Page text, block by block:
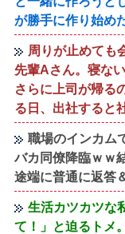
が勝手に作り始め
周りが止めても
先輩Aさん。寝な
さらに上司が帰る
る日、出社すると
職場のインカム
バカ同僚降臨ｗｗ
途端に普通に返答
生活カツカツな
て！」と迫るトメ